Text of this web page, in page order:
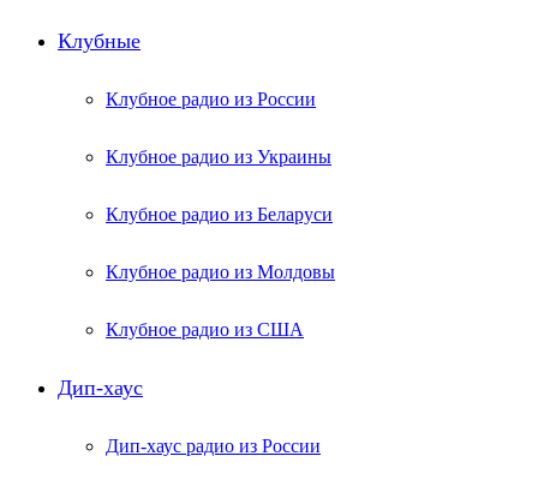
Клубные
Клубное радио из России
Клубное радио из Украины
Клубное радио из Беларуси
Клубное радио из Молдовы
Клубное радио из США
Дип-хаус
Дип-хаус радио из России